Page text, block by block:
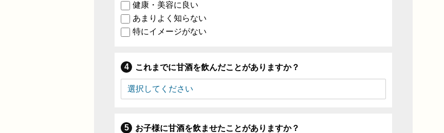
健康・美容に良い
あまりよく知らない
特にイメージがない
これまでに甘酒を飲んだことがありますか？
お子様に甘酒を飲ませたことがありますか？